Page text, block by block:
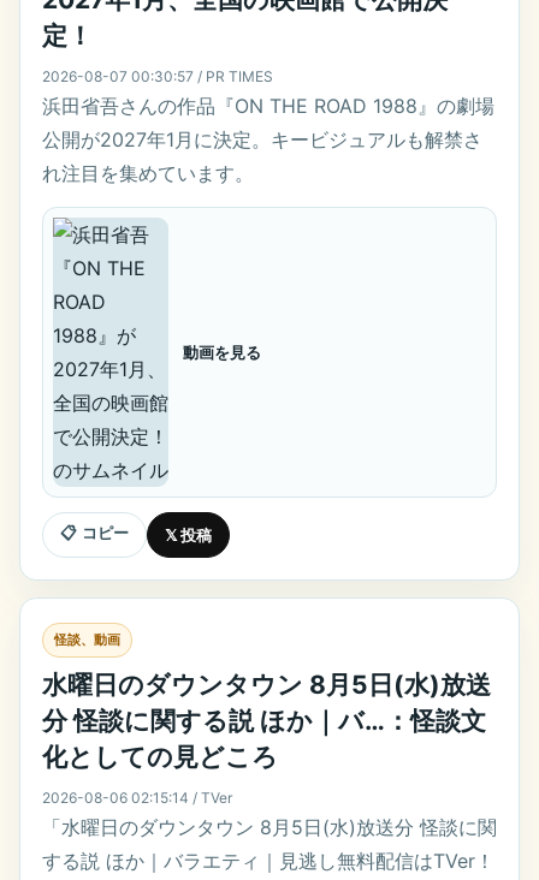
定！
2026-08-07 00:30:57 / PR TIMES
浜田省吾さんの作品『ON THE ROAD 1988』の劇場
公開が2027年1月に決定。キービジュアルも解禁さ
れ注目を集めています。
動画を見る
📋 コピー 𝕏 投稿
怪談、動画
水曜日のダウンタウン 8月5日(水)放送
分 怪談に関する説 ほか｜バ…：怪談文
化としての見どころ
2026-08-06 02:15:14 / TVer
「水曜日のダウンタウン 8月5日(水)放送分 怪談に関
する説 ほか｜バラエティ｜見逃し無料配信はTVer！